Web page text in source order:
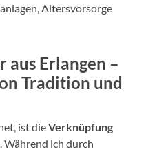
Altersvorsorge
aus Erlangen –
Tradition und
ist dieVerknüpfung
. Während ich durch